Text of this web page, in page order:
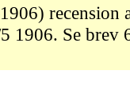
recension
1906. Se